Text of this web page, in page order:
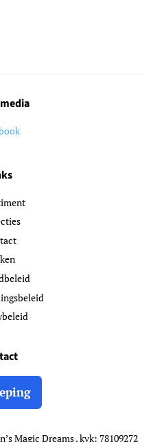
Magic Dreams. kvk: 78109272